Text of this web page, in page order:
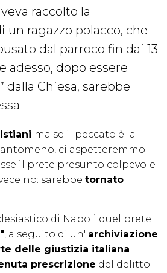
raccolto la
ragazzo polacco, che
dal parroco fin dai 13
adesso, dopo essere
dalla Chiesa, sarebbe
ma se il peccato è la
ci aspetteremmo
il prete presunto colpevole
no: sarebbe tornato
di Napoli quel prete
, a seguito di un' archiviazione
delle giustizia italiana
prescrizione del delitto